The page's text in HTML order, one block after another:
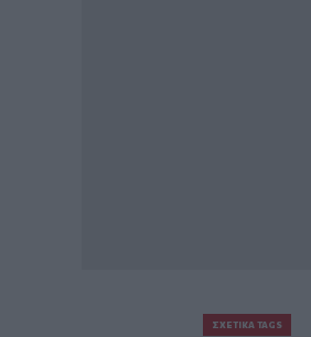
ΣΧΕΤΙΚΆ TAGS